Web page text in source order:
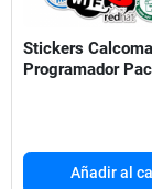
Stickers
Programador
Añadir al